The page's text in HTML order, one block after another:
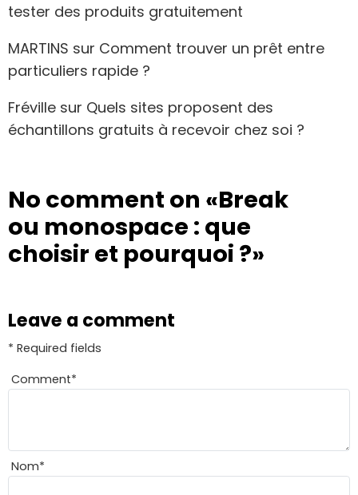
tester des produits gratuitement
MARTINS sur Comment trouver un prêt entre
particuliers rapide ?
Fréville sur Quels sites proposent des
échantillons gratuits à recevoir chez soi ?
No comment on «Break
ou monospace : que
choisir et pourquoi ?»
Leave a comment
* Required fields
Comment*
Nom*